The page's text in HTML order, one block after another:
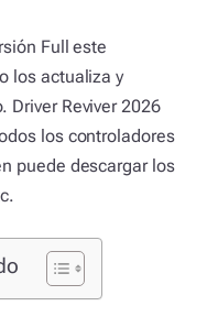
Full este
los actualiza y
Driver Reviver 2026
los controladores
puede descargar los